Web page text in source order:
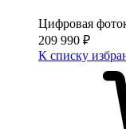
Цифровая
209 990 ₽
К списку